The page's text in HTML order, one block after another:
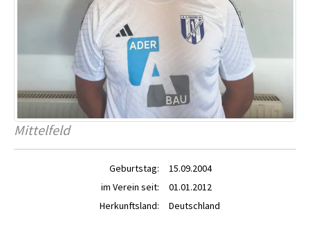
Mittelfeld
Geburtstag:
15.09.2004
im Verein seit:
01.01.2012
Herkunftsland:
Deutschland